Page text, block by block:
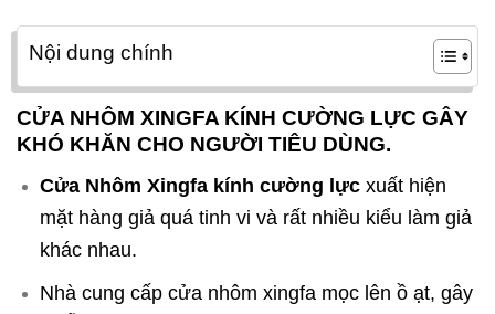
Nội dung chính
CỬA NHÔM XINGFA KÍNH CƯỜNG LỰC GÂY
KHÓ KHĂN CHO NGƯỜI TIÊU DÙNG.
Cửa Nhôm Xingfa kính cường lựcxuất hiện
mặt hàng giả quá tinh vi và rất nhiều kiểu làm giả
khác nhau.
Nhà cung cấp cửa nhôm xingfa mọc lên ồ ạt, gây